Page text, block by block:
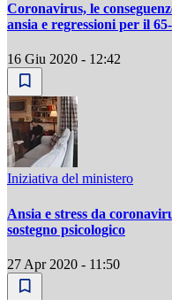
Coronavirus, le
ansia e regressioni per il
16 Giu 2020 - 12:42
Iniziativa del ministero
Ansia e stress da
sostegno psicologico
27 Apr 2020 - 11:50